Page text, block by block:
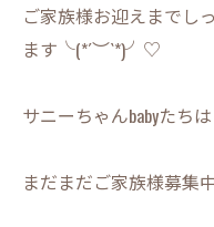
ご家族様お迎えまでし
ます╰(*´︶`*)╯♡
サニーちゃんbabyたちは
まだまだご家族様募集